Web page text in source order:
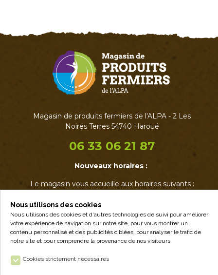
Magasin de produits fermiers de l'ALPA - 2 Les
Noires Terres 54740 Haroué
06 33 06 21 87
Nouveaux horaires :
Le magasin vous accueille aux horaires suivants :
• Jeudi : 17h - 19h
• Vendredi : 14h - 19h
• Samedi : 9h - 12h30
Nous utilisons des cookies
Nous utilisons des cookies et d'autres technologies de suivi pour améliorer
votre expérience de navigation sur notre site, pour vous montrer un
contenu personnalisé et des publicités ciblées, pour analyser le trafic de
notre site et pour comprendre la provenance de nos visiteurs.
Cookies strictement nécessaires